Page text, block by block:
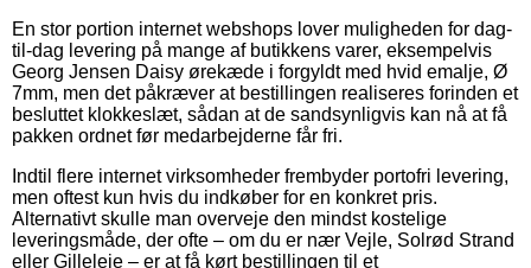
En stor portion internet webshops lover muligheden for dag-
til-dag levering på mange af butikkens varer, eksempelvis
Georg Jensen Daisy ørekæde i forgyldt med hvid emalje, Ø
7mm, men det påkræver at bestillingen realiseres forinden et
besluttet klokkeslæt, sådan at de sandsynligvis kan nå at få
pakken ordnet før medarbejderne får fri.
Indtil flere internet virksomheder frembyder portofri levering,
men oftest kun hvis du indkøber for en konkret pris.
Alternativt skulle man overveje den mindst kostelige
leveringsmåde, der ofte – om du er nær Vejle, Solrød Strand
eller Gilleleje – er at få kørt bestillingen til et